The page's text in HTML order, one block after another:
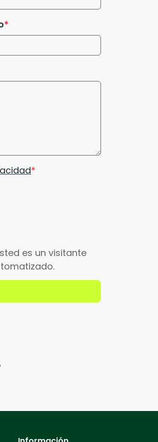
es un visitante